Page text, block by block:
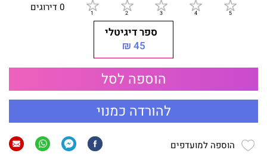
0 דירוגים
ספר דיגיטלי
45 ₪
הוספה לסל
להורדה כמנוי
הוספה למועדפים